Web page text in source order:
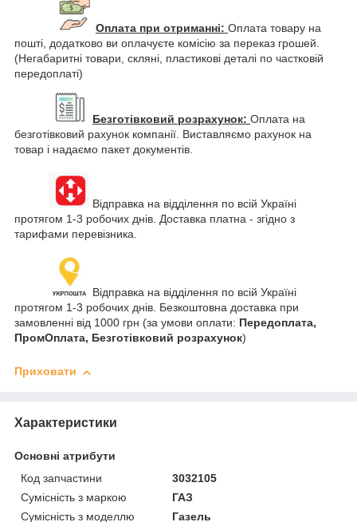
Оплата при отриманні: Оплата товару на
пошті, додатково ви оплачуєте комісію за переказ грошей.
(Негабаритні товари, скляні, пластикові деталі по частковій
передоплаті)
Безготівковий розрахунок: Оплата на
безготівковий рахунок компанії. Виставляємо рахунок на
товар і надаємо пакет документів.
Відправка на відділення по всій Україні
протягом 1-3 робочих днів. Доставка платна - згідно з
тарифами перевізника.
Відправка на відділення по всій Україні
протягом 1-3 робочих днів. Безкоштовна доставка при
замовленні від 1000 грн (за умови оплати: Передоплата,
ПромОплата, Безготівковий розрахунок)
Приховати
Характеристики
Основні атрибути
Код запчастини
3032105
Сумісність з маркою
ГАЗ
Сумісність з моделлю
Газель